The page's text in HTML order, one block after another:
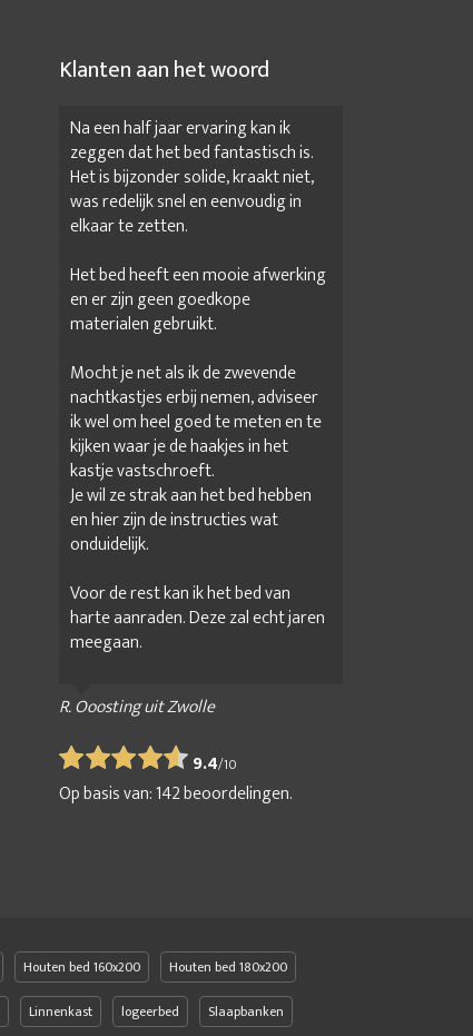
Klanten aan het woord
Na een half jaar ervaring kan ik
zeggen dat het bed fantastisch is.
Het is bijzonder solide, kraakt niet,
was redelijk snel en eenvoudig in
elkaar te zetten.
Het bed heeft een mooie afwerking
en er zijn geen goedkope
materialen gebruikt.
Mocht je net als ik de zwevende
nachtkastjes erbij nemen, adviseer
ik wel om heel goed te meten en te
kijken waar je de haakjes in het
kastje vastschroeft.
Je wil ze strak aan het bed hebben
en hier zijn de instructies wat
onduidelijk.
Voor de rest kan ik het bed van
harte aanraden. Deze zal echt jaren
meegaan.
R. Ooosting uit Zwolle
9.4/10
Op basis van:142beoordelingen.
Houten bed 160x200
Houten bed 180x200
Linnenkast logeerbed Slaapbanken